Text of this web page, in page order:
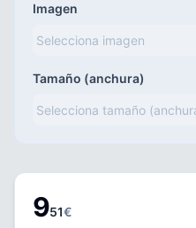
Imagen
Tamaño (anchura)
951€